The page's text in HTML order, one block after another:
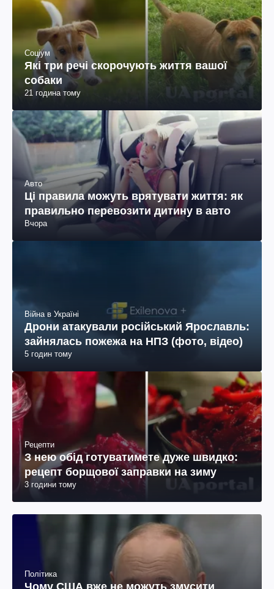
Соціум
Які три речі скорочують життя вашої
собаки
21 година тому
Авто
Ці правила можуть врятувати життя: як
правильно перевозити дитину в авто
Вчора
Війна в Україні
Дрони атакували російський Ярославль:
зайнялась пожежа на НПЗ (фото, відео)
5 годин тому
Рецепти
З нею обід готуватимете дуже швидко:
рецепт борщової заправки на зиму
3 години тому
Політика
Чому США вже не можуть змусити